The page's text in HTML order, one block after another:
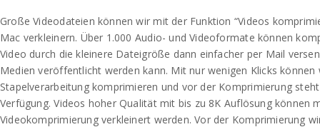
Große Videodateien können wir mit der Funktion “Videos
Mac verkleinern. Über 1.000 Audio- und Videoformate können
Video durch die kleinere Dateigröße dann einfacher per Mail
Medien veröffentlicht werden kann. Mit nur wenigen Klicks
Stapelverarbeitung komprimieren und vor der Komprimierung
Verfügung. Videos hoher Qualität mit bis zu 8K Auflösung können
Videokomprimierung verkleinert werden. Vor der Komprimierung